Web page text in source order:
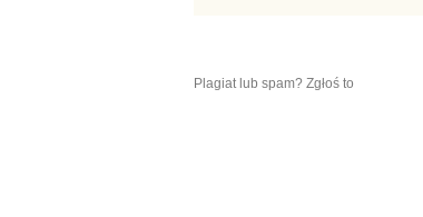
Plagiat lub spam? Zgłoś to